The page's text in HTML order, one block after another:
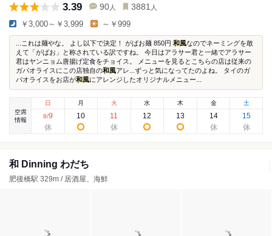
3.39 90 人 3881 人
￥3,000～￥3,999 ～￥999
...これは麺やな。 よし以下で決定！ がぱお麺 850円 和風なのでネーミングを敢
えて「がぱお」と称されている訳ですね。 今日はアラサー君と一緒でアラサー
君はヤンニョム唐揚げ定食をチョイス。 メニューを見るとこちらの店は従来の
ガパオライスにこの店独自の和風アレ...ずっと気になってたのよね。 タイのガ
パオライスをお店が和風にアレンジしたオリジナルメニュー...
空席
情報
日
8/9
月
10
火
11
水
12
木
13
金
14
土
15
和 Dinning わだち
肥後橋駅 329m / 居酒屋、海鮮